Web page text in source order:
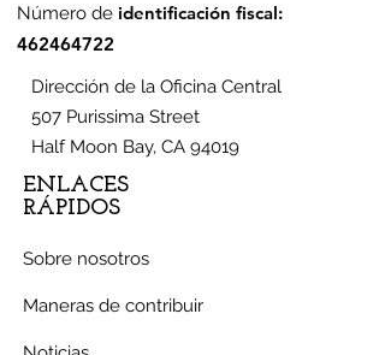
Número de identificación fiscal:
462464722
Dirección de la Oficina Central
507 Purissima Street
Half Moon Bay, CA 94019
ENLACES
RÁPIDOS
Sobre nosotros
Maneras de contribuir